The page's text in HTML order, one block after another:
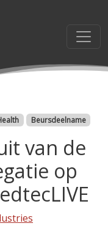
Beursdeelname
van de
op